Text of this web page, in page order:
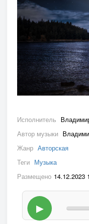
Исполнитель
Автор музыки
Жанр Авторская
Теги Музыка
Размещено 14.12.2023
▶